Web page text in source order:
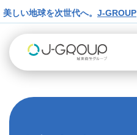
美しい地球を次世代へ。 J-GROUP